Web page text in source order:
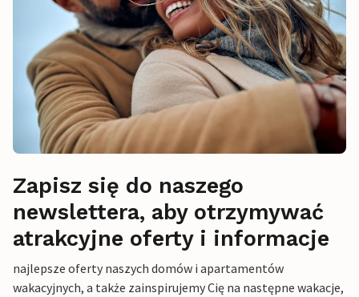
Zapisz się do naszego
newslettera, aby otrzymywać
atrakcyjne oferty i informacje
najlepsze oferty naszych domów i apartamentów
wakacyjnych, a także zainspirujemy Cię na następne wakacje,